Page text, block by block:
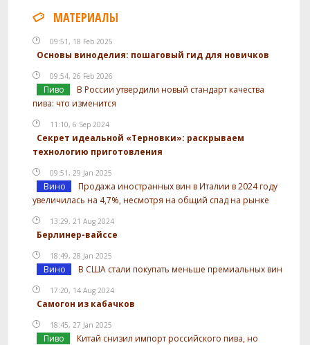
МАТЕРИАЛЫ
09:51, 18 Feb 2025
Основы виноделия: пошаговый гид для новичков
09:54, 26 Feb 2026
Пиво
В России утвердили новый стандарт качества
пива: что изменится
11:10, 6 Sep 2024
Секрет идеальной «Терновки»: раскрываем
технологию приготовления
09:51, 29 Jan 2025
Вино
Продажа иностранных вин в Италии в 2024 году
увеличилась на 4,7%, несмотря на общий спад на рынке
13:29, 21 Aug 2024
Берлинер-вайссе
18:49, 28 Jan 2025
Вино В США стали покупать меньше премиальных вин
17:20, 14 Aug 2024
Самогон из кабачков
18:45, 27 Jan 2025
Пиво
Китай снизил импорт российского пива, но